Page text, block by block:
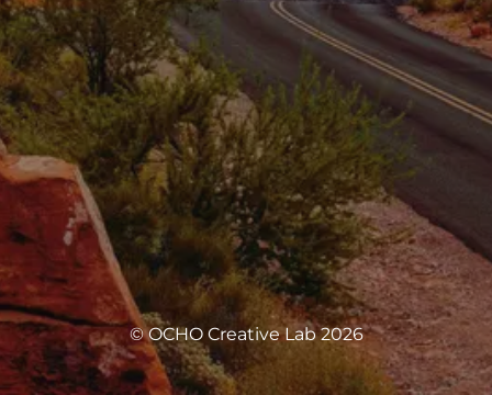
© OCHO Creative Lab 2026